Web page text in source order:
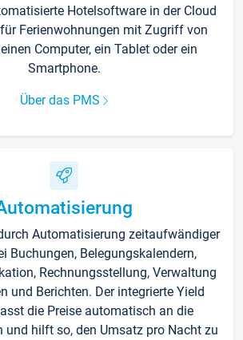
Hotelsoftware in der Cloud
Ferienwohnungen mit Zugriff von
Computer, ein Tablet oder ein
Smartphone.
Über das PMS
Automatisierung zeitaufwändiger
Buchungen, Belegungskalendern,
Rechnungsstellung, Verwaltung
und Berichten. Der integrierte Yield
die Preise automatisch an die
und hilft so, den Umsatz pro Nacht zu